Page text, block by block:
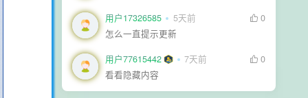
用户17326585 5天前
0
怎么一直提示更新
用户77615442 7天前
0
看看隐藏内容
心情也舒畅了！
走路也有劲了！
腿也不痛了！